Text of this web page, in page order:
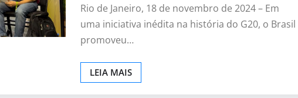
Rio de Janeiro, 18 de novembro de 2024 – Em
uma iniciativa inédita na história do G20, o Brasil
promoveu…
LEIA MAIS